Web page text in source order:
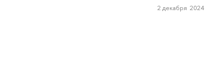
2 декабря 2024